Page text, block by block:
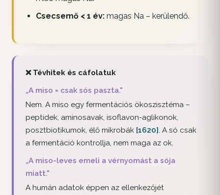
Csecsemő < 1 év:magas Na – kerülendő.
❌ Tévhitek és cáfolatuk
„A miso = csak sós paszta."
Nem. A miso egy fermentációs ökoszisztéma –
peptidek, aminosavak, isoflavon-aglikonok,
posztbiotikumok, élő mikrobák [1620]. A só csak
a fermentáció kontrollja, nem maga az ok.
„A miso-leves emeli a vérnyomást a sója
miatt."
A humán adatok éppen az ellenkezőjét